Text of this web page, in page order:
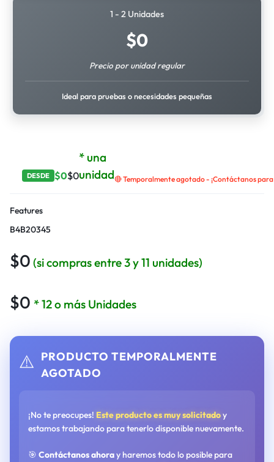
1 - 2 Unidades
$0
Precio por unidad regular
Ideal para pruebas o necesidades pequeñas
DESDE $0$0
* una
unidad🔴 Temporalmente agotado - ¡Contáctanos
Features
B4B20345
$0 (si compras entre 3 y 11 unidades)
$0 * 12 o más Unidades
⚠️ PRODUCTO TEMPORALMENTE
AGOTADO
¡No te preocupes! Este producto es muy solicitadoy
estamos trabajando para tenerlo disponible nuevamente.
🎯 Contáctanos ahoray haremos todo lo posible para